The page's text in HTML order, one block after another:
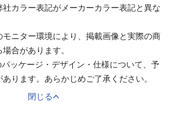
カラー表記がメーカーカラー表記と異な
ニター環境により、掲載画像と実際の商
合があります。
ッケージ・デザイン・仕様について、予
ります。あらかじめご了承ください。
閉じる